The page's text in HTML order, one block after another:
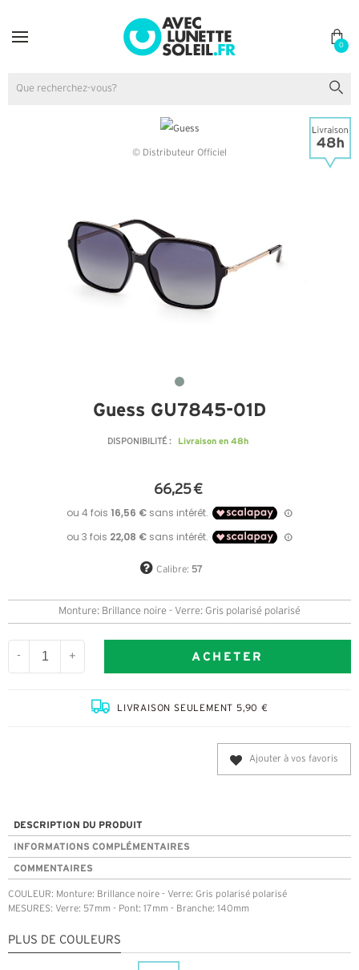
0
© Distributeur Officiel
Guess GU7845-01D
DISPONIBILITÉ : Livraison en 48h
66,25 €
Calibre: 57
Monture: Brillance noire - Verre: Gris polarisé polarisé
- + ACHETER
LIVRAISON SEULEMENT 5,90 €
Ajouter à vos favoris
DESCRIPTION DU PRODUIT
INFORMATIONS COMPLÉMENTAIRES
COMMENTAIRES
COULEUR: Monture: Brillance noire - Verre: Gris polarisé polarisé
MESURES: Verre: 57mm - Pont: 17mm - Branche: 140mm
PLUS DE COULEURS